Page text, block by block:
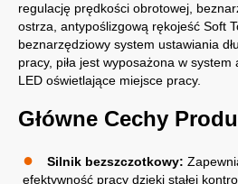
regulację prędkości obrotowej,
ostrza, antypoślizgową rękojeść Soft
beznarzędziowy system ustawiania
pracy, piła jest wyposażona w
LED oświetlające miejsce pracy.
Główne Cechy
Silnik bezszczotkowy:
efektywność pracy dzięki stałej